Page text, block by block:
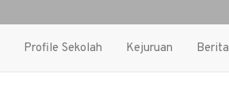
Profile Sekolah Kejuruan Berita